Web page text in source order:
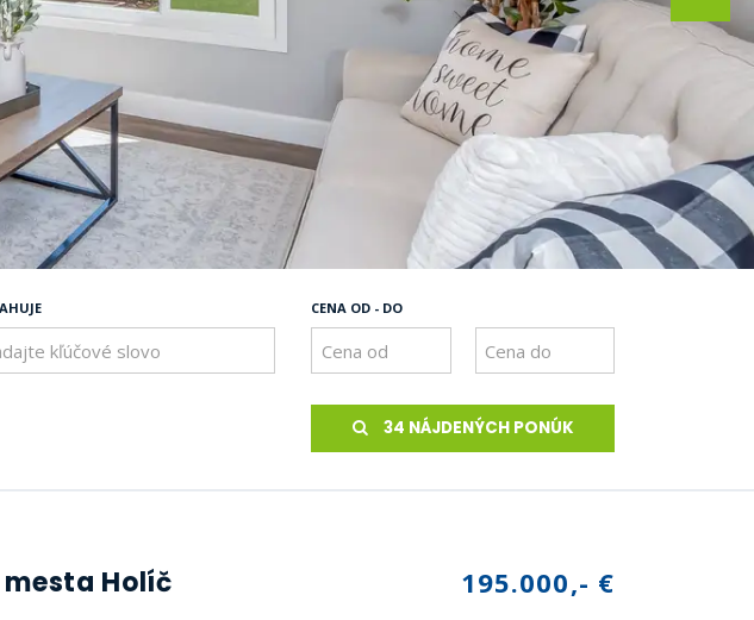
CENA OD - DO
34 NÁJDENÝCH PONÚK
Holíč 195.000,- €